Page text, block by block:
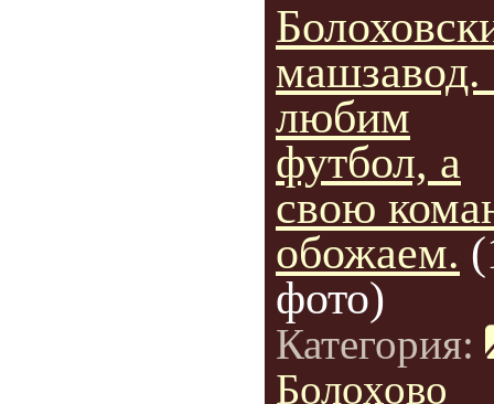
любим
футбол, а
свою
обожаем.
фото)
Категория:
Болохово